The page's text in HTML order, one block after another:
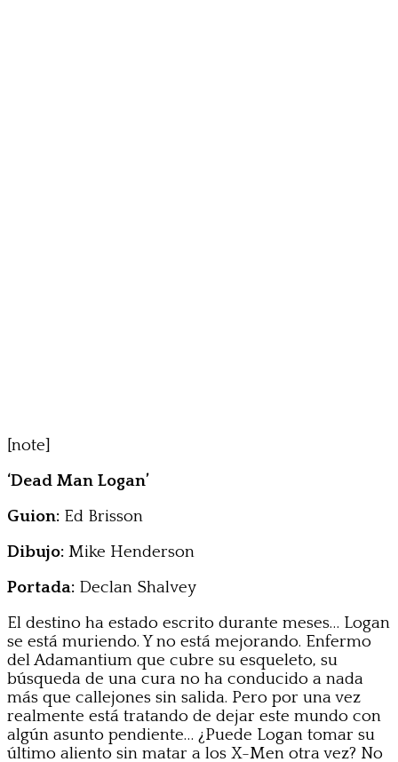
[note]
‘Dead Man Logan’
Guion: Ed Brisson
Dibujo: Mike Henderson
Portada: Declan Shalvey
El destino ha estado escrito durante meses… Logan
se está muriendo. Y no está mejorando. Enfermo
del Adamantium que cubre su esqueleto, su
búsqueda de una cura no ha conducido a nada
más que callejones sin salida. Pero por una vez
realmente está tratando de dejar este mundo con
algún asunto pendiente… ¿Puede Logan tomar su
último aliento sin matar a los X-Men otra vez? No